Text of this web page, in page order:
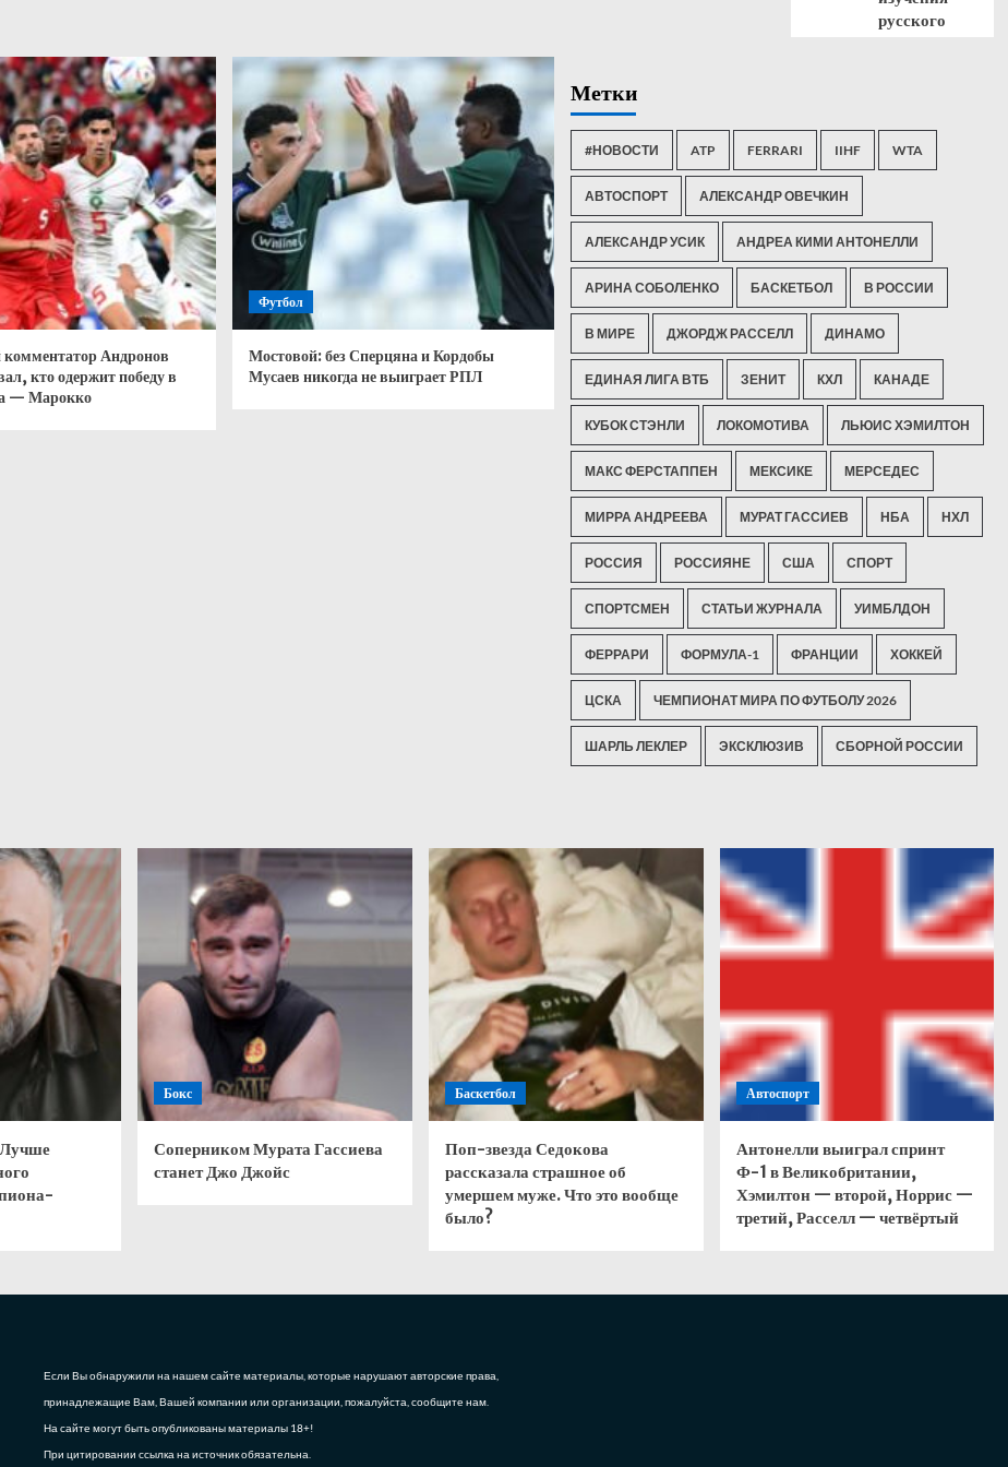
Андронов
кто одержит победу в
— Марокко
Футбол
Мостовой: без Сперцяна и Кордобы
Мусаев никогда не выиграет РПЛ
русского
Метки
#НОВОСТИ ATP FERRARI IIHF WTA
АВТОСПОРТ АЛЕКСАНДР ОВЕЧКИН
АЛЕКСАНДР УСИК АНДРЕА КИМИ АНТОНЕЛЛИ
АРИНА СОБОЛЕНКО БАСКЕТБОЛ В РОССИИ
В МИРЕ ДЖОРДЖ РАССЕЛЛ ДИНАМО
ЕДИНАЯ ЛИГА ВТБ ЗЕНИТ КХЛ КАНАДЕ
КУБОК СТЭНЛИ ЛОКОМОТИВА ЛЬЮИС ХЭМИЛТОН
МАКС ФЕРСТАППЕН МЕКСИКЕ МЕРСЕДЕС
МИРРА АНДРЕЕВА МУРАТ ГАССИЕВ НБА НХЛ
РОССИЯ РОССИЯНЕ США СПОРТ
СПОРТСМЕН СТАТЬИ ЖУРНАЛА УИМБЛДОН
ФЕРРАРИ ФОРМУЛА-1 ФРАНЦИИ ХОККЕЙ
ЦСКА ЧЕМПИОНАТ МИРА ПО ФУТБОЛУ 2026
ШАРЛЬ ЛЕКЛЕР ЭКСКЛЮЗИВ СБОРНОЙ РОССИИ
Лучше
Бокс
Соперником Мурата Гассиева
станет Джо Джойс
Баскетбол
Поп-звезда Седокова
рассказала страшное об
умершем муже. Что это вообще
было?
Автоспорт
Антонелли выиграл спринт
Ф-1 в Великобритании,
Хэмилтон — второй, Норрис —
третий, Расселл — четвёртый
Если Вы обнаружили на нашем сайте материалы, которые нарушают авторские права,
принадлежащие Вам, Вашей компании или организации, пожалуйста, сообщите нам.
На сайте могут быть опубликованы материалы 18+!
При цитировании ссылка на источник обязательна.